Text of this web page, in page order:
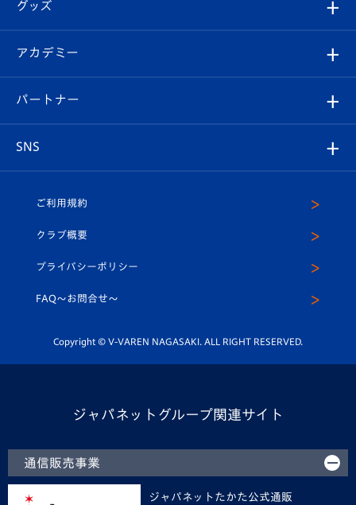
チケット
イベント
メディア
ホームタウン
スタッフプロフィール
マスコット紹介
平和祈念活動
ホームタウン活動
Revive Team
ヴィヴィくんの長崎おもてなしガイド
フォトギャラリー
スタジアムグルメ
V-LOVERS（ファンクラブ）
プレイヤーズスイート
グッズ
オンラインショップ
店舗情報
アカデミー
育成からのお知らせ
U-18
スクール
パートナー
SNS
ヴィヴィくんインスタグラム
公式LINE＠
ご利用規約
クラブ概要
プライバシーポリシー
FAQ〜お問合せ〜
Copyright © V-VAREN NAGASAKI. ALL RIGHT RESERVED.
ジャパネットグループ関連サイト
通信販売事業
ジャパネットたかた公式通販